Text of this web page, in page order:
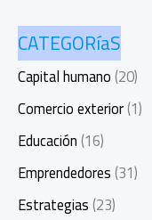
CATEGORíaS
Capital humano(20)
Comercio exterior(1)
Educación(16)
Emprendedores(31)
Estrategias(23)